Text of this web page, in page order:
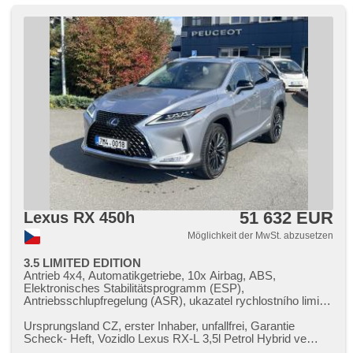
Lexus RX 450h 51 632 EUR
Möglichkeit der MwSt. abzusetzen
3.5 LIMITED EDITION
Antrieb 4x4, Automatikgetriebe, 10x Airbag, ABS,
Elektronisches Stabilitätsprogramm (ESP),
Antriebsschlupfregelung (ASR), ukazatel rychlostního limitu
jízdním pruhu, Servolenkung, třízónová klimatizace,
Klimaautomatik, Adaptive Geschwindigkeitsregelung, LED
Ursprungsland CZ,​ erster Inhaber,​ unfallfrei,​ Garantie
Scheck​- Heft,​ Vozidlo Lexus RX​-L 3,​5l Petrol Hybrid ve